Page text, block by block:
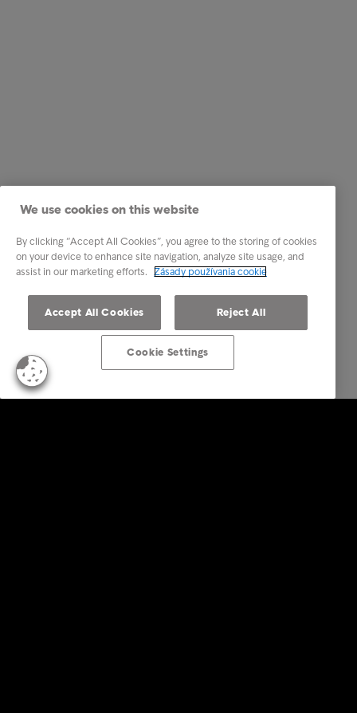
We use cookies on this website
By clicking “Accept All Cookies”, you agree to the storing of cookies
on your device to enhance site navigation, analyze site usage, and
assist in our marketing efforts. Zásady používania cookie
Accept All Cookies Reject All
Cookie Settings